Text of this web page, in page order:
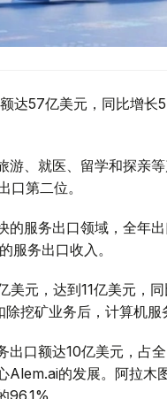
达57亿美元，同比增
游、就医、留学和探亲
第二位。
的服务出口领域，全年
服务出口收入。
美元，达到11亿美元，
挖矿业务后，计算机服
出口额达10亿美元，
Alem.ai的发展。阿拉
。